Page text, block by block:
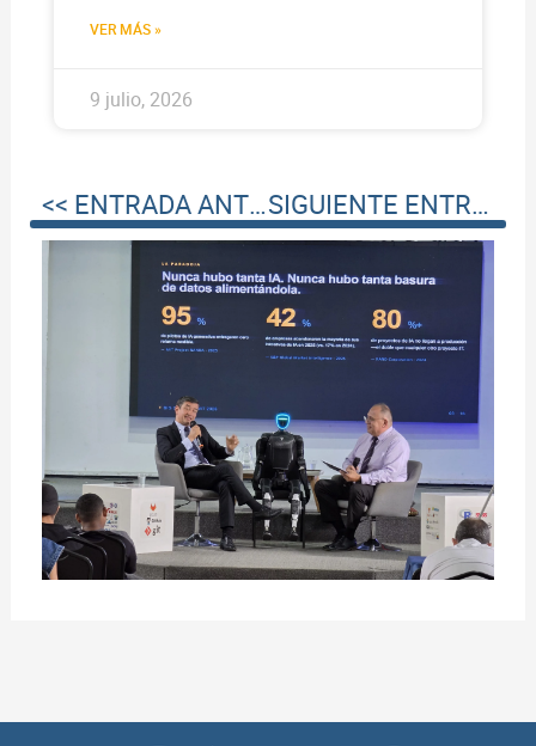
VER MÁS »
9 julio, 2026
<< ENTRADA ANTERIOR SIGUIENTE ENTRADA >>